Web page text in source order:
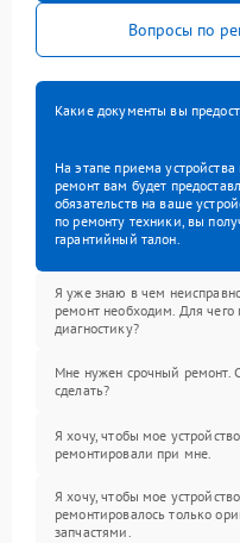
Вопросы по
Какие документы вы
На этапе приема
ремонт вам будет
обязательств на ваше
по ремонту техники, вы
гарантийный талон.
Я уже знаю в чем
ремонт необходим. Для чего
диагностику?
Мне нужен срочный ремонт.
сделать?
Я хочу, чтобы мое устройство
ремонтировали при мне.
Я хочу, чтобы мое устройство
ремонтировалось только
запчастями.